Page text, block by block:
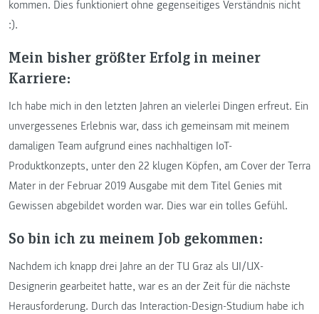
kommen. Dies funktioniert ohne gegenseitiges Verständnis nicht
:).
Mein bisher größter Erfolg in meiner
Karriere:
Ich habe mich in den letzten Jahren an vielerlei Dingen erfreut. Ein
unvergessenes Erlebnis war, dass ich gemeinsam mit meinem
damaligen Team aufgrund eines nachhaltigen IoT-
Produktkonzepts, unter den 22 klugen Köpfen, am Cover der Terra
Mater in der Februar 2019 Ausgabe mit dem Titel Genies mit
Gewissen abgebildet worden war. Dies war ein tolles Gefühl.
So bin ich zu meinem Job gekommen:
Nachdem ich knapp drei Jahre an der TU Graz als UI/UX-
Designerin gearbeitet hatte, war es an der Zeit für die nächste
Herausforderung. Durch das Interaction-Design-Studium habe ich